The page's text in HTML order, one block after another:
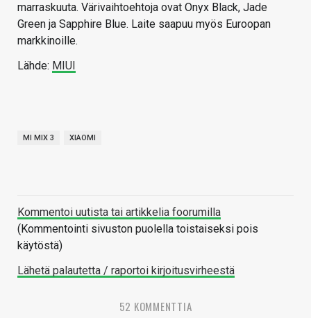
marraskuuta. Värivaihtoehtoja ovat Onyx Black, Jade
Green ja Sapphire Blue. Laite saapuu myös Euroopan
markkinoille.
Lähde: MIUI
MI MIX 3 XIAOMI
Kommentoi uutista tai artikkelia foorumilla
(Kommentointi sivuston puolella toistaiseksi pois
käytöstä)
Lähetä palautetta / raportoi kirjoitusvirheestä
52 KOMMENTTIA